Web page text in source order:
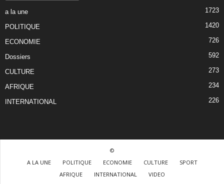
a la une 1723
POLITIQUE 1420
ECONOMIE 726
Dossiers 592
CULTURE 273
AFRIQUE 234
INTERNATIONAL 226
©
A LA UNE
POLITIQUE ECONOMIE CULTURE
SPORT
AFRIQUE
INTERNATIONAL VIDEO